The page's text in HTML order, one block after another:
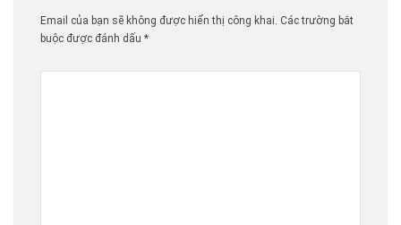
Email của bạn sẽ không được hiển thị công khai. Các trường bắt
buộc được đánh dấu *